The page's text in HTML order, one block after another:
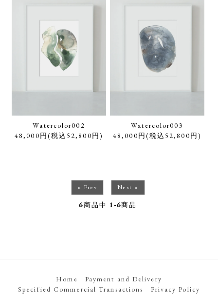
Watercolor002
48,000円(税込52,800円)
Watercolor003
48,000円(税込52,800円)
« Prev Next »
6商品中 1-6商品
Home
Payment and Delivery
Specified Commercial Transactions
Privacy Policy